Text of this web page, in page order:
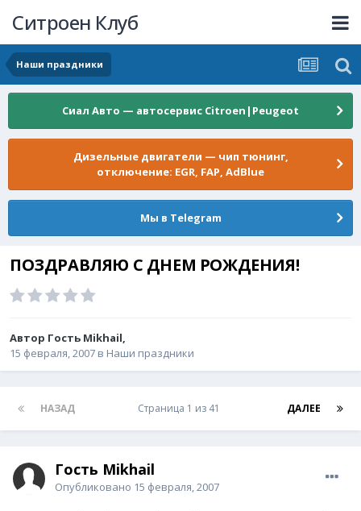
Ситроен Клуб
Наши праздники
Сиал Авто — автосервис Citroen|Peugeot
Дизельные двигатели — чип тюнинг,
отключение: EGR, FAP, AdBlue
Мы в Telegram
ПОЗДРАВЛЯЮ С ДНЕМ РОЖДЕНИЯ!
Автор Гость Mikhail,
15 февраля, 2007 в Наши праздники
НАЗАД ДАЛЕЕ
Страница 1 из 41
Гость Mikhail
Опубликовано 15 февраля, 2007